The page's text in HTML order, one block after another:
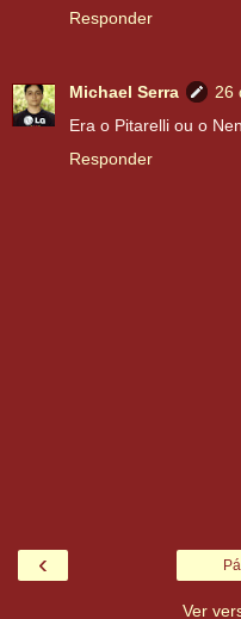
Responder
Michael Serra
26
Era o Pitarelli ou o
Responder
‹
Ver